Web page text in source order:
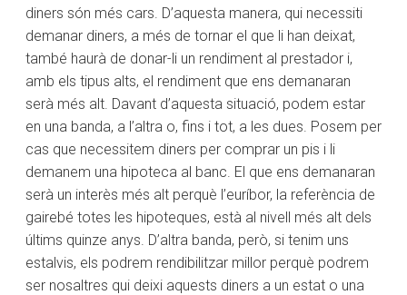
diners són més cars. D’aquesta manera, qui necessiti
demanar diners, a més de tornar el que li han deixat,
també haurà de donar-li un rendiment al prestador i,
amb els tipus alts, el rendiment que ens demanaran
serà més alt. Davant d’aquesta situació, podem estar
en una banda, a l’altra o, fins i tot, a les dues. Posem per
cas que necessitem diners per comprar un pis i li
demanem una hipoteca al banc. El que ens demanaran
serà un interès més alt perquè l’euríbor, la referència de
gairebé totes les hipoteques, està al nivell més alt dels
últims quinze anys. D’altra banda, però, si tenim uns
estalvis, els podrem rendibilitzar millor perquè podrem
ser nosaltres qui deixi aquests diners a un estat o una